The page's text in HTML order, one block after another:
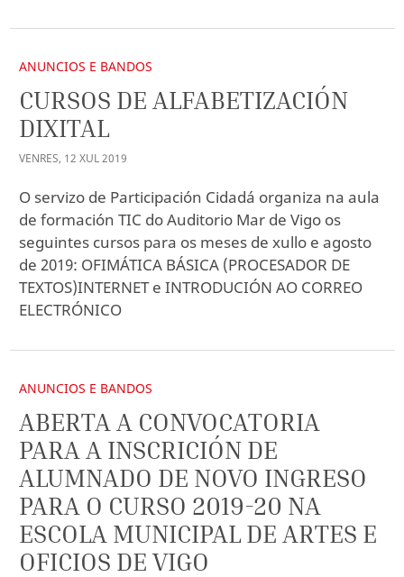
ANUNCIOS E BANDOS
CURSOS DE ALFABETIZACIÓN
DIXITAL
VENRES, 12 XUL2019
O servizo de Participación Cidadá organiza na aula
de formación TIC do Auditorio Mar de Vigo os
seguintes cursos para os meses de xullo e agosto
de 2019: OFIMÁTICA BÁSICA (PROCESADOR DE
TEXTOS)INTERNET e INTRODUCIÓN AO CORREO
ELECTRÓNICO
ANUNCIOS E BANDOS
ABERTA A CONVOCATORIA
PARA A INSCRICIÓN DE
ALUMNADO DE NOVO INGRESO
PARA O CURSO 2019-20 NA
ESCOLA MUNICIPAL DE ARTES E
OFICIOS DE VIGO